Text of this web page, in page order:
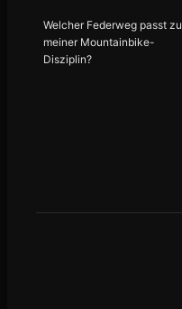
Welcher Federweg passt zu
meiner Mountainbike-
Disziplin?